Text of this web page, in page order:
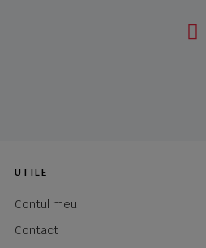
UTILE
Contul meu
Contact